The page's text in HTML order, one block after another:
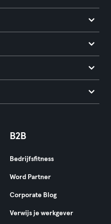
B2B
Bedrijfsfitness
Word Partner
Corporate Blog
Verwijs je werkgever